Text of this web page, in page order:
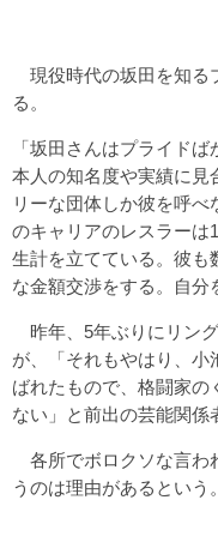
現役時代の坂田を知る
る。
「坂田さんはプライド
本人の知名度や実績に見
リーな団体しか彼を呼
のキャリアのレスラーは
生計を立てている。彼も
な金額交渉をする。自分
昨年、5年ぶりにリン
が、「それもやはり、
ばれたもので、格闘家の
ない」と前出の芸能関係
各所でボロクソな言わ
うのは理由があるという。